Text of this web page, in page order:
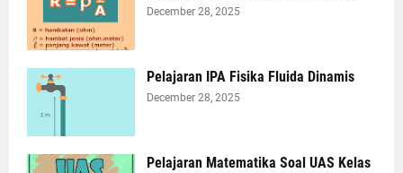
December 28, 2025
Pelajaran IPA Fisika Fluida Dinamis
December 28, 2025
Pelajaran Matematika Soal UAS Kelas